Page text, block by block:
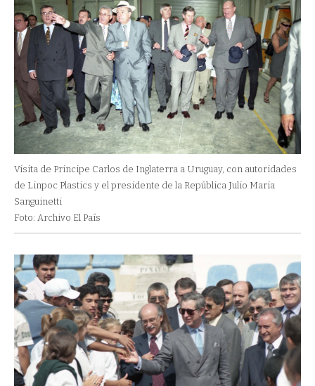
Visita de Principe Carlos de Inglaterra a Uruguay, con autoridades
de Linpoc Plastics y el presidente de la República Julio Maria
Sanguinetti
Foto: Archivo El País